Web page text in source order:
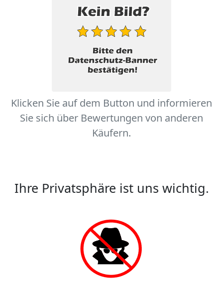
Klicken Sie auf dem Button und informieren
Sie sich über Bewertungen von anderen
Käufern.
Ihre Privatsphäre ist uns wichtig.